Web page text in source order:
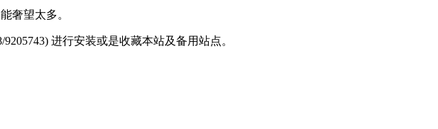
奢望太多。
9205743) 进行安装或是收藏本站及备用站点。